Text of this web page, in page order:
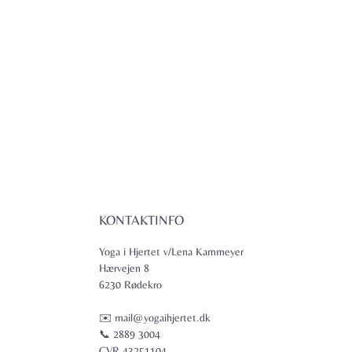
KONTAKTINFO
Yoga i Hjertet v/Lena Kammeyer
Hærvejen 8
6230 Rødekro
✉️ mail@yogaihjertet.dk
📞 2889 3004